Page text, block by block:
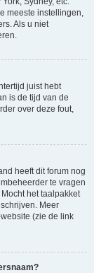
meeste instellingen,
Als u niet
juist hebt
is de tijd van de
over deze fout,
heeft dit forum nog
te vragen
het taalpakket
Meer
(zie de link